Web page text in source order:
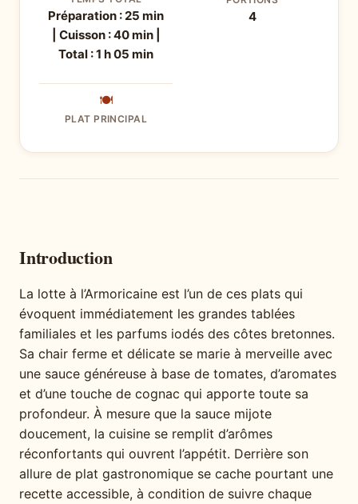
Préparation : 25 min
| Cuisson : 40 min |
Total : 1 h 05 min
4
🍽
PLAT PRINCIPAL
Introduction
La lotte à l’Armoricaine est l’un de ces plats qui
évoquent immédiatement les grandes tablées
familiales et les parfums iodés des côtes bretonnes.
Sa chair ferme et délicate se marie à merveille avec
une sauce généreuse à base de tomates, d’aromates
et d’une touche de cognac qui apporte toute sa
profondeur. À mesure que la sauce mijote
doucement, la cuisine se remplit d’arômes
réconfortants qui ouvrent l’appétit. Derrière son
allure de plat gastronomique se cache pourtant une
recette accessible, à condition de suivre chaque